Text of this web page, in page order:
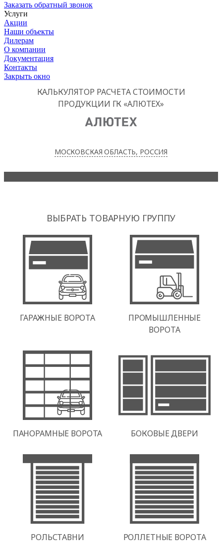
Заказать обратный звонок
Услуги
Акции
Наши объекты
Дилерам
О компании
Документация
Контакты
Закрыть окно